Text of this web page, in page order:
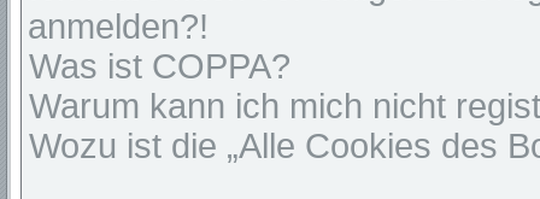
anmelden?!
Was ist COPPA?
Warum kann ich mich nicht
Wozu ist die „Alle Cookies des